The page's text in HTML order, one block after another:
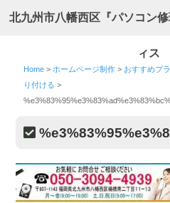
北九州市八幡西区『パソコン
ィス
Home > ホームページ制作 > おすすめプ
り付ける >